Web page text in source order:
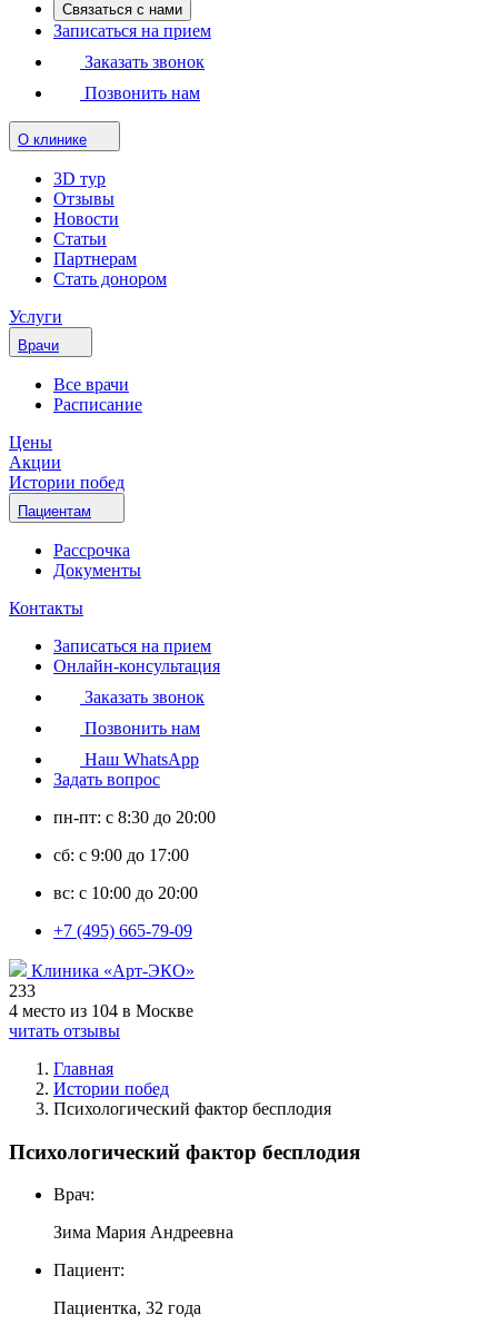
Связаться с нами
Записаться на прием
Заказать звонок
Позвонить нам
О клинике
3D тур
Отзывы
Новости
Статьи
Партнерам
Стать донором
Услуги
Врачи
Все врачи
Расписание
Цены
Акции
Истории побед
Пациентам
Рассрочка
Документы
Контакты
Записаться на прием
Онлайн-консультация
Заказать звонок
Позвонить нам
Наш WhatsApp
Задать вопрос
пн-пт: с 8:30 до 20:00
сб: с 9:00 до 17:00
вс: с 10:00 до 20:00
+7 (495) 665-79-09
Клиника «Арт-ЭКО»
233
4 место из 104 в Москве
читать отзывы
Главная
Истории побед
Психологический фактор бесплодия
Психологический фактор бесплодия
Врач:
Зима Мария Андреевна
Пациент:
Пациентка, 32 года